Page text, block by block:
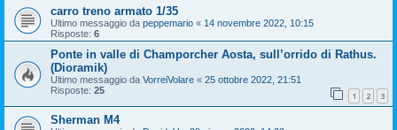
carro treno armato 1/35
Ultimo messaggio da peppemario « 14 novembre 2022, 10:15
Risposte: 6
Ponte in valle di Champorcher Aosta, sull’orrido di Rathus.
(Dioramik)
Ultimo messaggio da VorreiVolare « 25 ottobre 2022, 21:51
Risposte: 25 1 2 3
Sherman M4